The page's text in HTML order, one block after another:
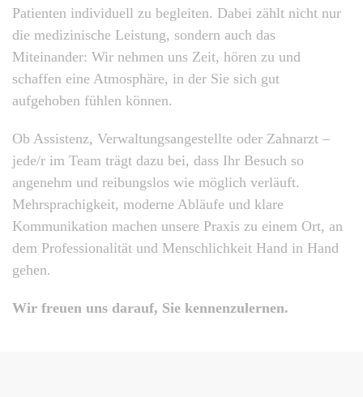
Patienten individuell zu begleiten. Dabei zählt nicht nur
die medizinische Leistung, sondern auch das
Miteinander: Wir nehmen uns Zeit, hören zu und
schaffen eine Atmosphäre, in der Sie sich gut
aufgehoben fühlen können.
Ob Assistenz, Verwaltungsangestellte oder Zahnarzt –
jede/r im Team trägt dazu bei, dass Ihr Besuch so
angenehm und reibungslos wie möglich verläuft.
Mehrsprachigkeit, moderne Abläufe und klare
Kommunikation machen unsere Praxis zu einem Ort, an
dem Professionalität und Menschlichkeit Hand in Hand
gehen.
Wir freuen uns darauf, Sie kennenzulernen.